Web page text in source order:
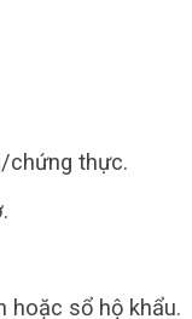
chứng thực.
hoặc sổ hộ khẩu.